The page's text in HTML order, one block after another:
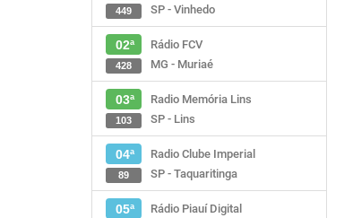
SP - Vinhedo
449
02ª
Rádio FCV
MG - Muriaé
428
03ª
Radio Memória Lins
SP - Lins
103
04ª
Radio Clube Imperial
SP - Taquaritinga
89
05ª
Rádio Piauí Digital